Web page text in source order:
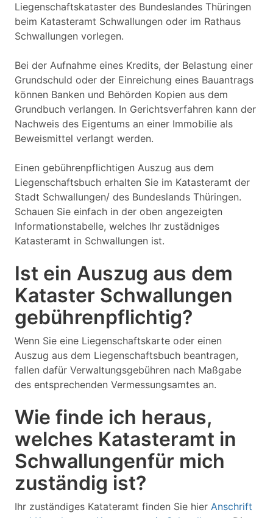
Liegenschaftskataster des Bundeslandes Thüringen
beim Katasteramt Schwallungen oder im Rathaus
Schwallungen vorlegen.
Bei der Aufnahme eines Kredits, der Belastung einer
Grundschuld oder der Einreichung eines Bauantrags
können Banken und Behörden Kopien aus dem
Grundbuch verlangen. In Gerichtsverfahren kann der
Nachweis des Eigentums an einer Immobilie als
Beweismittel verlangt werden.
Einen gebührenpflichtigen Auszug aus dem
Liegenschaftsbuch erhalten Sie im Katasteramt der
Stadt Schwallungen/ des Bundeslands Thüringen.
Schauen Sie einfach in der oben angezeigten
Informationstabelle, welches Ihr zustädniges
Katasteramt in Schwallungen ist.
Ist ein Auszug aus dem
Kataster Schwallungen
gebührenpflichtig?
Wenn Sie eine Liegenschaftskarte oder einen
Auszug aus dem Liegenschaftsbuch beantragen,
fallen dafür Verwaltungsgebühren nach Maßgabe
des entsprechenden Vermessungsamtes an.
Wie finde ich heraus,
welches Katasteramt in
Schwallungenfür mich
zuständig ist?
Ihr zuständiges Katateramt finden Sie hier Anschrift